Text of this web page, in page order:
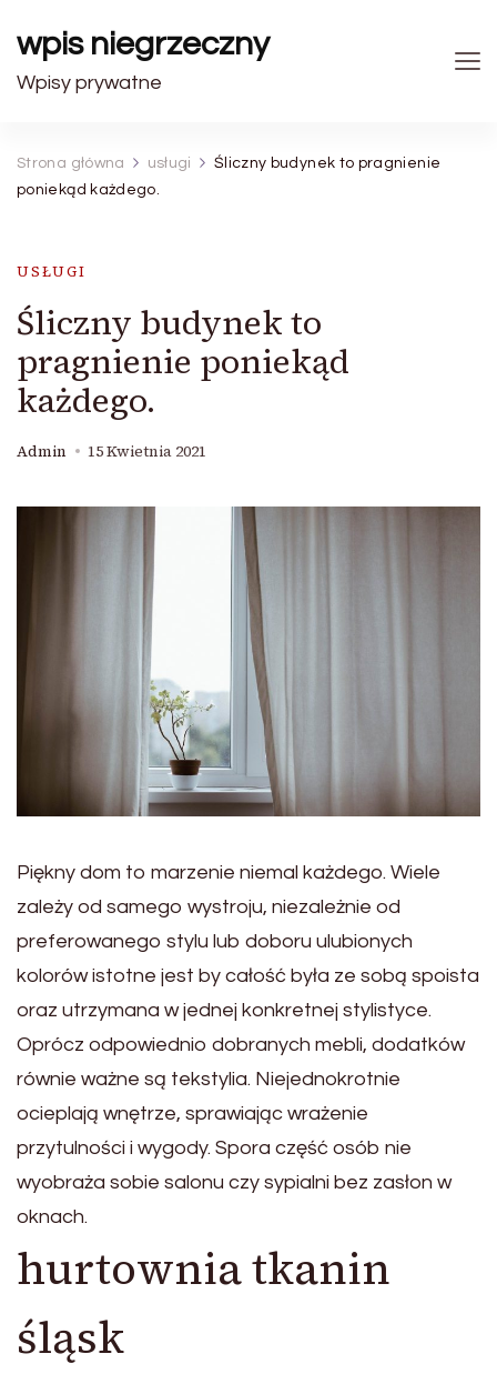
wpis niegrzeczny
Wpisy prywatne
Strona główna usługi
Śliczny budynek to pragnienie
poniekąd każdego.
USŁUGI
Śliczny budynek to
pragnienie poniekąd
każdego.
Admin 15 Kwietnia 2021
Piękny dom to marzenie niemal każdego. Wiele
zależy od samego wystroju, niezależnie od
preferowanego stylu lub doboru ulubionych
kolorów istotne jest by całość była ze sobą spoista
oraz utrzymana w jednej konkretnej stylistyce.
Oprócz odpowiednio dobranych mebli, dodatków
równie ważne są tekstylia. Niejednokrotnie
ocieplają wnętrze, sprawiając wrażenie
przytulności i wygody. Spora część osób nie
wyobraża sobie salonu czy sypialni bez zasłon w
oknach.
hurtownia tkanin
śląsk